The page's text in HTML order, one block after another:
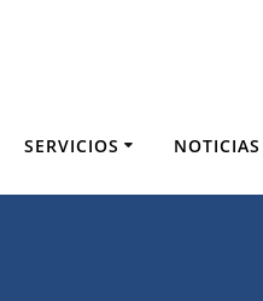
SERVICIOS NOTICIAS